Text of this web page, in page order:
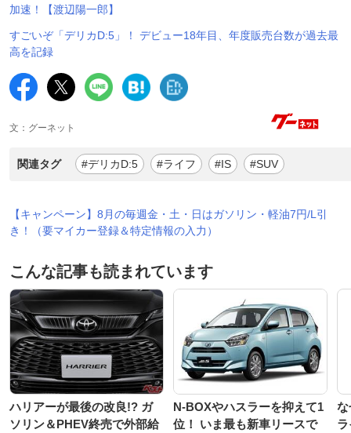
加速！【渡辺陽一郎】
すごいぞ「デリカD:5」！ デビュー18年目、年度販売台数が過去最
高を記録
文：グーネット
関連タグ #デリカD:5 #ライフ #IS #SUV
【キャンペーン】8月の毎週金・土・日はガソリン・軽油7円/L引
き！（要マイカー登録＆特定情報の入力）
こんな記事も読まれています
ハリアーが最後の改良!? ガ
ソリン＆PHEV終売で外部給
N-BOXやハスラーを抑えて1
位！ いま最も新車リースで
な